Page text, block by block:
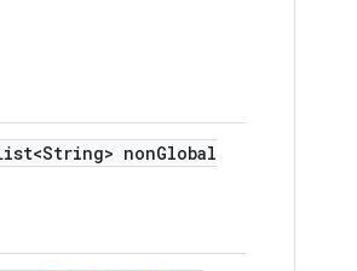
nonGlobal